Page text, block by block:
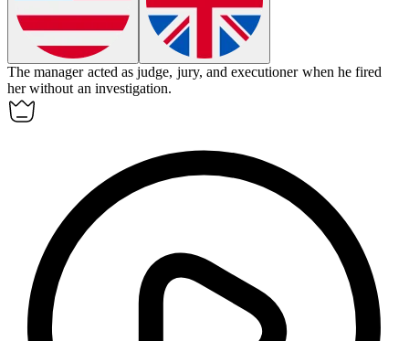
The manager acted as judge, jury, and executioner when he fired
her without an investigation.